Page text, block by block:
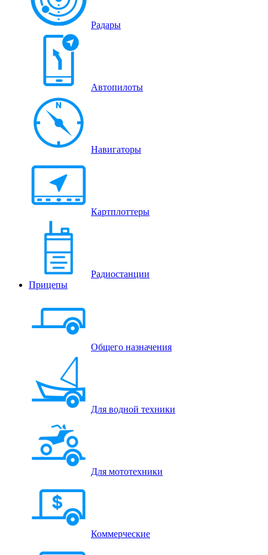
Радары
Автопилоты
Навигаторы
Картплоттеры
Радиостанции
Прицепы
Общего назначения
Для водной техники
Для мототехники
Коммерческие